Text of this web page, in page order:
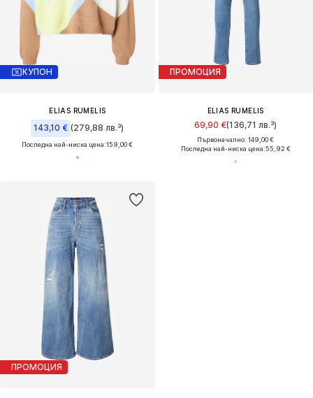
КУПОН
ELIAS RUMELIS
143,10 € (279,88 лв.³)
Последна най-ниска цена:159,00 €
ПРОМОЦИЯ
ELIAS RUMELIS
69,90 €(136,71 лв.³)
Първоначално: 149,00 €
Последна най-ниска цена:55,92 €
ПРОМОЦИЯ